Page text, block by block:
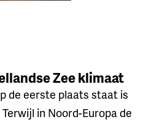
Zee klimaat
de eerste plaats staat is
in Noord-Europa de